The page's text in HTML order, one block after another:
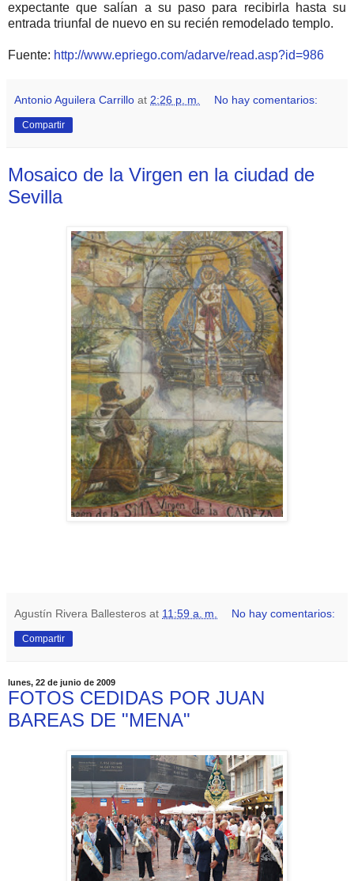
expectante que salían a su paso para recibirla hasta su
entrada triunfal de nuevo en su recién remodelado templo.
Fuente: http://www.epriego.com/adarve/read.asp?id=986
Antonio Aguilera Carrillo at 2:26 p. m. No hay comentarios:
Compartir
Mosaico de la Virgen en la ciudad de
Sevilla
Agustín Rivera Ballesteros at 11:59 a. m. No hay comentarios:
Compartir
lunes, 22 de junio de 2009
FOTOS CEDIDAS POR JUAN
BAREAS DE "MENA"